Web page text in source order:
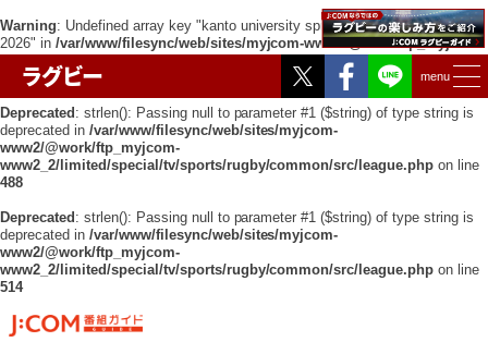
Warning: Undefined array key "kanto university spring exchange tournament
2026" in /var/www/filesync/web/sites/myjcom-www2/@work/ftp_myjcom-
www2_2/limited/special/tv/sports/rugby/common/src/league.php
Deprecated : strlen(): Passing null to parameter #1 ($string) of type string is
deprecated in /var/www/filesync/web/sites/myjcom-
www2/@work/ftp_myjcom-
www2_2/limited/special/tv/sports/rugby/common/src/league.php on line
488
Deprecated : strlen(): Passing null to parameter #1 ($string) of type string is
deprecated in /var/www/filesync/web/sites/myjcom-
www2/@work/ftp_myjcom-
www2_2/limited/special/tv/sports/rugby/common/src/league.php on line
514
Twitter
Facebook
menu
ラグビー